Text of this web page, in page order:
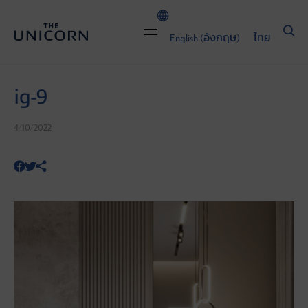
English (อังกฤษ) ไทย
ig-9
4/10/2022